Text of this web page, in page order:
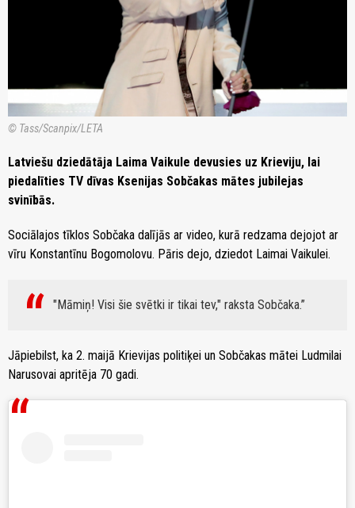
© Tass/Scanpix/LETA
Latviešu dziedātāja Laima Vaikule devusies uz Krieviju, lai
piedalīties TV dīvas Ksenijas Sobčakas mātes jubilejas
svinībās.
Sociālajos tīklos Sobčaka dalījās ar video, kurā redzama dejojot ar
vīru Konstantīnu Bogomolovu. Pāris dejo, dziedot Laimai Vaikulei.
"Māmiņ! Visi šie svētki ir tikai tev," raksta Sobčaka.
Jāpiebilst, ka 2. maijā Krievijas politiķei un Sobčakas mātei Ludmilai
Narusovai apritēja 70 gadi.